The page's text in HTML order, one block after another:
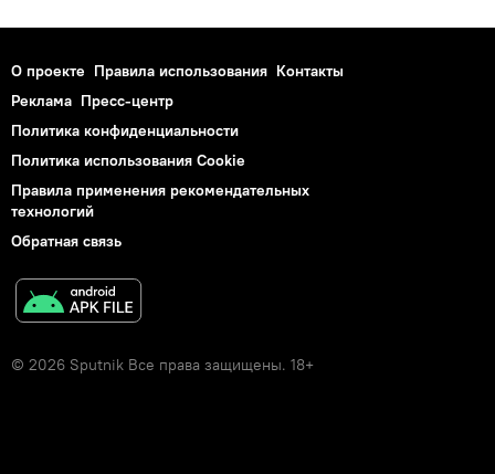
О проекте Правила использования Контакты
Реклама Пресс-центр
Политика конфиденциальности
Политика использования Cookie
Правила применения рекомендательных
технологий
Обратная связь
© 2026 Sputnik Все права защищены. 18+